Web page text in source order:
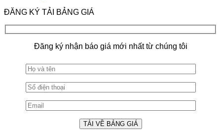
ĐĂNG KÝ TẢI BẢNG GIÁ
Đăng ký nhận báo giá mới nhất từ chúng tôi